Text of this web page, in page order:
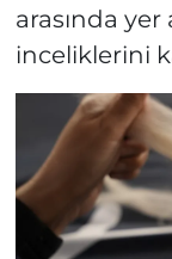
arasında yer
inceliklerini